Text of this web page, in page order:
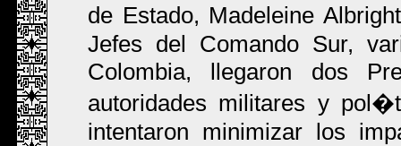
de Estado, Madeleine
Jefes del Comando Sur,
Colombia, llegaron dos
autoridades militares y
intentaron minimizar los